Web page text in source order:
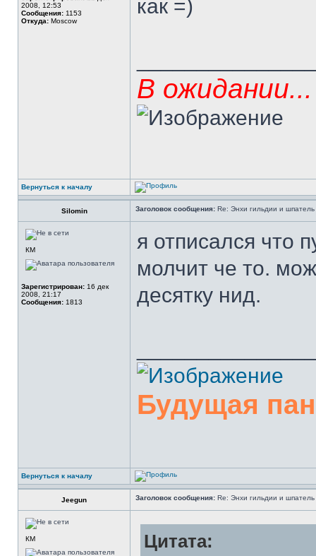
2008, 12:53
Сообщения: 1153
Откуда: Moscow
как =)
В ожидании...
Вернуться к началу
Silomin Заголовок сообщения: Re: Энхи гильдии и шпатель
КМ
Зарегистрирован: 16 дек
2008, 21:17
Сообщения: 1813
я отписался что
молчит че то.
десятку нид.
Будущая
Вернуться к началу
Jeegun Заголовок сообщения: Re: Энхи гильдии и шпатель
КМ Цитата: